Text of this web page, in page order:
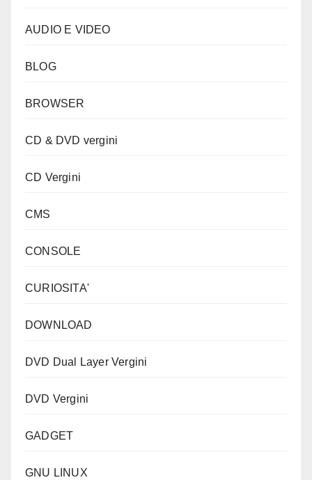
AUDIO E VIDEO
BLOG
BROWSER
CD & DVD vergini
CD Vergini
CMS
CONSOLE
CURIOSITA'
DOWNLOAD
DVD Dual Layer Vergini
DVD Vergini
GADGET
GNU LINUX